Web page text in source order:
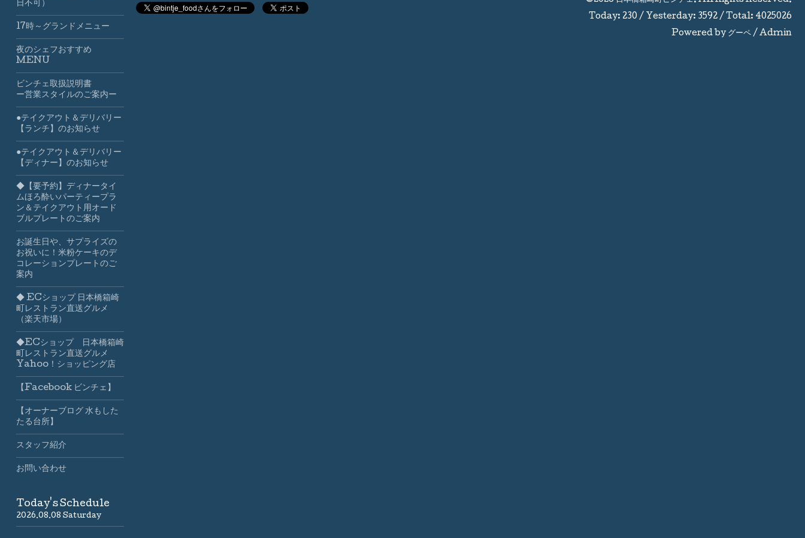
Today: 230 / Yesterday: 3592 / Total: 4025026
Powered by グーペ / Admin
日不可）
17時～グランドメニュー
夜のシェフおすすめ
MENU
ビンチェ取扱説明書
ー営業スタイルのご案内ー
●テイクアウト＆デリバリー
【ランチ】のお知らせ
●テイクアウト＆デリバリー
【ディナー】のお知らせ
◆【要予約】ディナータイ
ムほろ酔いパーティープラ
ン＆テイクアウト用オード
ブルプレートのご案内
お誕生日や、サプライズの
お祝いに！米粉ケーキのデ
コレーションプレートのご
案内
◆ ECショップ 日本橋箱崎
町レストラン直送グルメ
（楽天市場）
◆ECショップ 日本橋箱崎
町レストラン直送グルメ
Yahoo！ショッピング店
【Facebook ビンチェ】
【オーナーブログ 水もした
たる台所】
スタッフ紹介
お問い合わせ
Today's Schedule
2026.08.08 Saturday